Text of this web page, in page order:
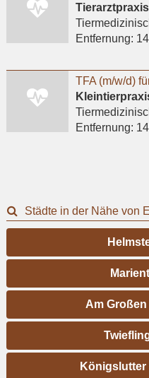
Entfernung:
Entfernung:
Städte in der Nähe von
Am
Königslutter